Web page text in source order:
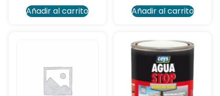
Añadir al carrito
Añadir al carrito